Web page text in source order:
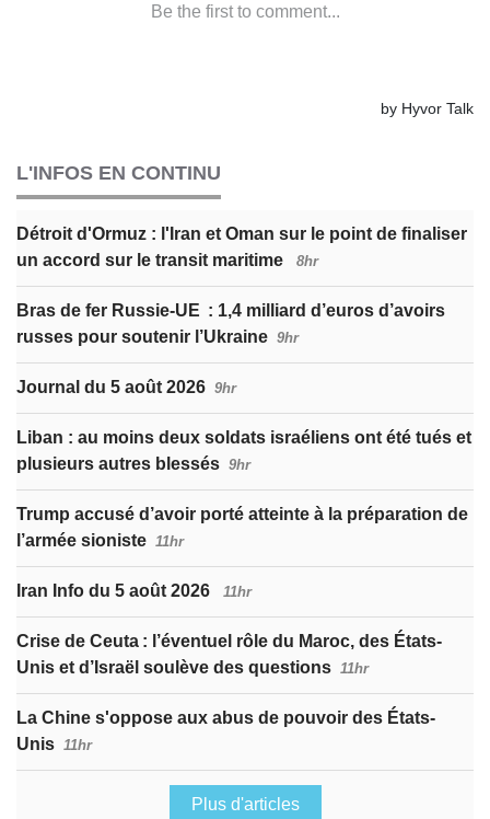
L'INFOS EN CONTINU
Détroit d'Ormuz : l'Iran et Oman sur le point de finaliser
un accord sur le transit maritime
8hr
Bras de fer Russie-UE : 1,4 milliard d’euros d’avoirs
russes pour soutenir l’Ukraine 9hr
Journal du 5 août 2026 9hr
Liban : au moins deux soldats israéliens ont été tués et
plusieurs autres blessés 9hr
Trump accusé d’avoir porté atteinte à la préparation de
l’armée sioniste 11hr
Iran Info du 5 août 2026 11hr
Crise de Ceuta : l’éventuel rôle du Maroc, des États-
Unis et d’Israël soulève des questions 11hr
La Chine s'oppose aux abus de pouvoir des États-
Unis 11hr
Plus d'articles